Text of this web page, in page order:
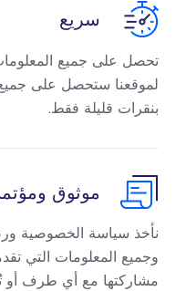
سريع
تحصل على جميع
لموقعنا ستحصل على جميع
بنقرات قليلة فقط.
موثوق
نأخذ سياسة الخصوصية
وجميع المعلومات التي
مشاركتها مع أي طرف أو